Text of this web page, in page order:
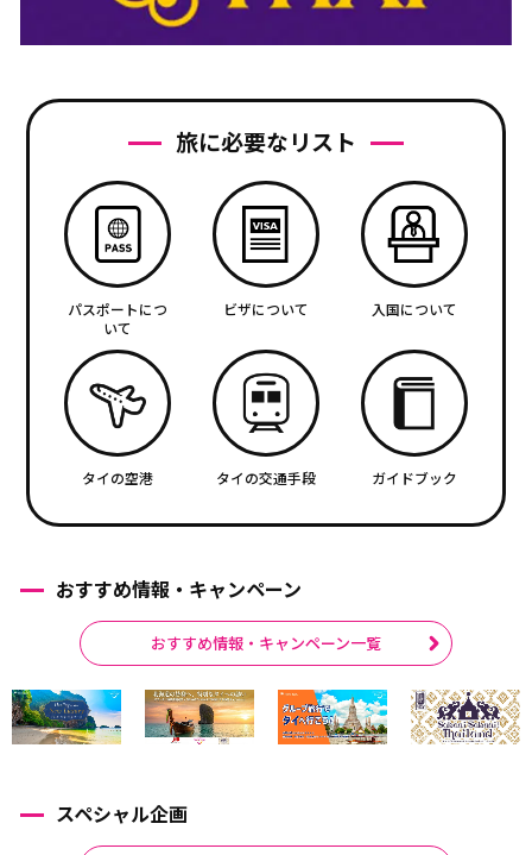
旅に必要なリスト
パスポートにつ
いて
ビザについて 入国について
タイの空港 タイの交通手段 ガイドブック
おすすめ情報・キャンペーン
おすすめ情報・キャンペーン一覧
スペシャル企画